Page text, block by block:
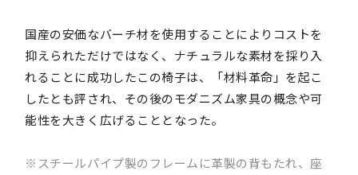
国産の安価なバーチ材を使用することによりコストを
抑えられただけではなく、ナチュラルな素材を採り入
れることに成功したこの椅子は、「材料革命」を起こ
したとも評され、その後のモダニズム家具の概念や可
能性を大きく広げることとなった。
※スチールパイプ製のフレームに革製の背もたれ、座